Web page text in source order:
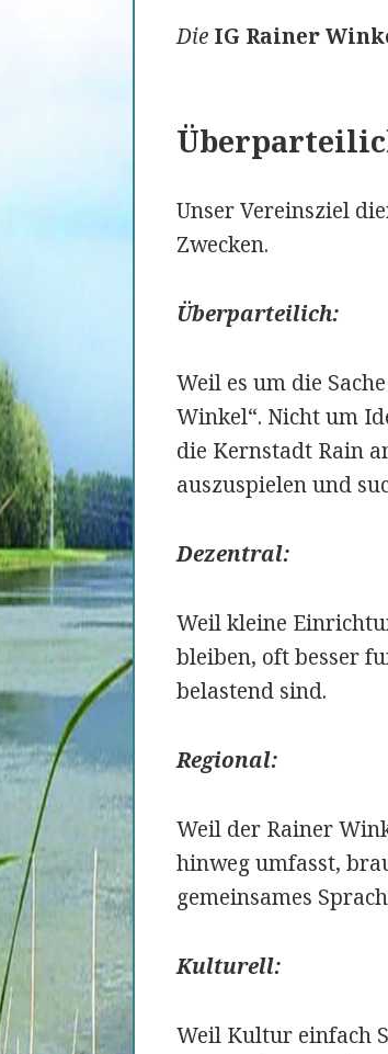
Die IG Rainer
Unser Vereinsziel
Zwecken.
Überparteilich:
Weil es um die
Winkel“. Nicht um
die Kernstadt Rain
auszuspielen und
Dezentral:
Weil kleine
bleiben, oft besser
belastend sind.
Regional:
Weil der Rainer
hinweg umfasst,
gemeinsames
Kulturell:
Weil Kultur einfach